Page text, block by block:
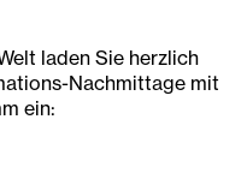
laden Sie herzlich
Nachmittage mit
ein: